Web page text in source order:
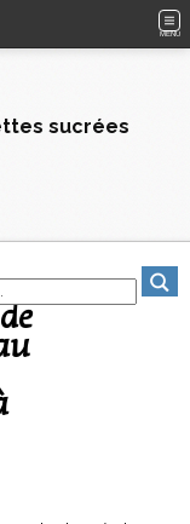
MENU
sucrées